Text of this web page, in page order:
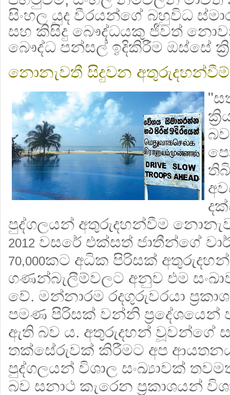
සිංහල යුද වීරයන්ගේ බහුවිධ
සහ කිසිදු බෞද්ධයකු ජීවත් නොවන
බෞද්ධ පන්සල් ඉදිකිරීම ඔස්සේ
නොනැවතී සිදුවන අතුරුදහන්වීම්
පුද්ගලයන් අතුරුදහන්වීම
2012 වසරේ එක්සත් ජාතීන්ගේ
70,000කට අධික පිරිසක්
ගණන්බැලීම්වලට අනුව එම
වේ. මන්නාරම රදගුරුවරයා
පමණ පිරිසක් වන්නි
ඇති බව ය. අතුරුදහන් වූවන්ගේ
තක්සේරුවක් කිරීමට අප
පුද්ගලයන් විශාල සංඛ්‍යාවක්
බව සනාථ කැරෙන ප්‍රකාශයන්